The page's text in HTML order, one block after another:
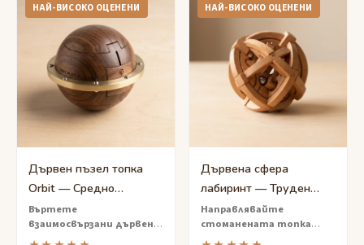
НАЙ-ВИСОКО ОЦЕНЕНИ
Дървен пъзел топка
Orbit — Средно
предизвикателство с
въртяща се сфера
Въртете
взаимосвързани дървени
сегменти, за да
НАЙ-ВИСОКО ОЦЕНЕНИ
Дървена сфера
лабиринт — Труден
пъзел с вътрешен
лабиринт
Направлявайте
стоманената топка
през скрит лабиринт